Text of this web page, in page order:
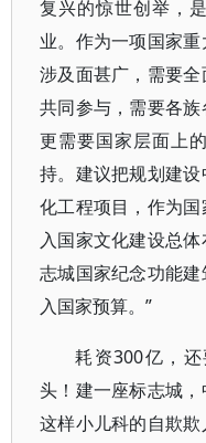
复兴的惊世创举，
业。作为一项国家
涉及面甚广，需要全
共同参与，需要各族
更需要国家层面上
持。建议把规划建
化工程项目，作为
入国家文化建设总
志城国家纪念功能
入国家预算。”
耗资300亿，
头！建一座标志城，
这样小儿科的自欺